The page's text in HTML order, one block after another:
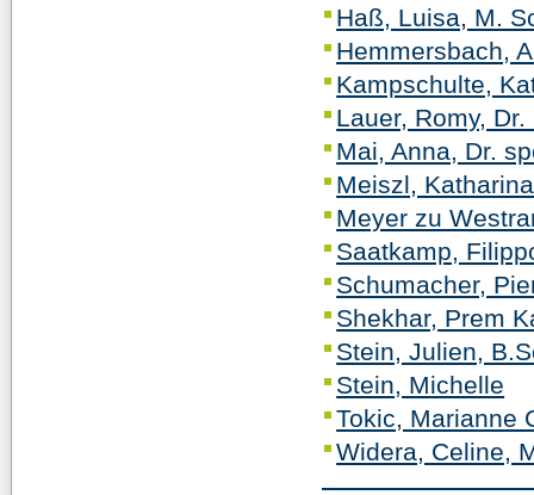
Haß, Luisa, M.
Hemmersbach,
Kampschulte,
Lauer, Romy,
Mai, Anna, Dr.
Meiszl,
Meyer zu
Saatkamp,
Schumacher,
Shekhar, Prem
Stein, Julien,
Stein, Michelle
Tokic, Marianne
Widera, Celine,